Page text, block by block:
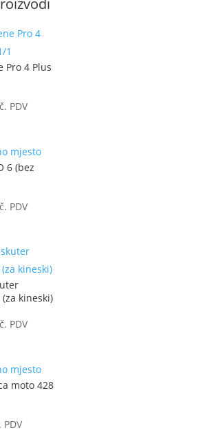
Pro 4 Plus
PDV
6 (bez
PDV
kineski)
PDV
moto 428